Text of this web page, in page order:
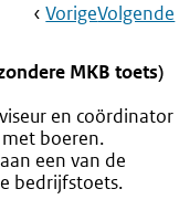
Book
Ga
VorigePagina:
Welvaart
SDG’s:
Een
Nieuw
Perspectief
Ga
Volgende
MKB toets)
en coördinator
boeren.
een van de
bedrijfstoets.